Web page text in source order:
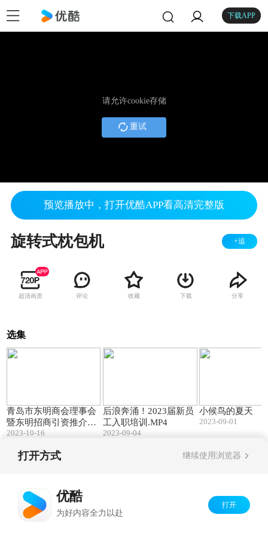
下载APP
请允许cookie存储
重试
预览播放中，打开优酷APP看高清完整版
旋转式枕包机 +追
超清画质 评论 收藏 下载 分享
选集
青岛市东明商会理事会
暨东明招商引资推介会
召开
2023-10-16
后浪奔涌！2023届新员
工入职培训.MP4
2023-09-04
小候鸟的夏天
2023-09-01
打开方式 继续使用浏览器
优酷
为好内容全力以赴
打开